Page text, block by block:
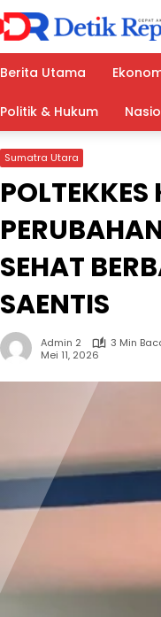
Berita Utama
Politik & Hukum
Sumatra Utara
SEHAT
SAENTIS
Admin 2
3 Min
Mei 11, 2026